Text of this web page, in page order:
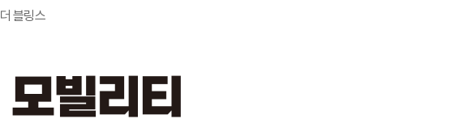
더 블링스